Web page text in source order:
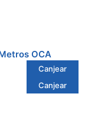
OCA
Canjear
Canjear